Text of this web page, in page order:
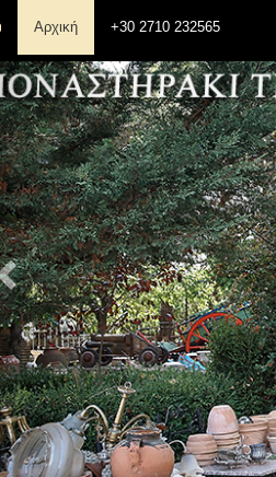
Αρχική +30 2710 232565
Previous